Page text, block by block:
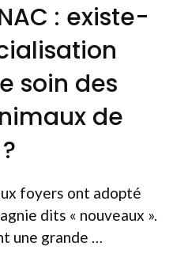
: existe-
soin des
de
foyers ont adopté
dits « nouveaux ».
une grande …